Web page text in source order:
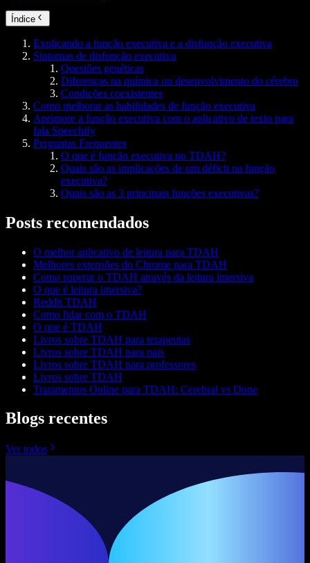
Índice
Explicando a função executiva e a disfunção executiva
Sintomas de disfunção executiva
Questões genéticas
Diferenças na química ou desenvolvimento do cérebro
Condições coexistentes
Como melhorar as habilidades de função executiva
Aprimore a função executiva com o aplicativo de texto para
fala Speechify
Perguntas Frequentes
O que é função executiva no TDAH?
Quais são as implicações de um déficit na função
executiva?
Quais são as 3 principais funções executivas?
Posts recomendados
O melhor aplicativo de leitura para TDAH
Melhores extensões do Chrome para TDAH
Como superar o TDAH através da leitura imersiva
O que é leitura imersiva?
Reddit TDAH
Como lidar com o TDAH
O que é TDAH
Livros sobre TDAH para terapeutas
Livros sobre TDAH para pais
Livros sobre TDAH para professores
Livros sobre TDAH
Tratamentos Online para TDAH: Cerebral vs Done
Blogs recentes
Ver todos